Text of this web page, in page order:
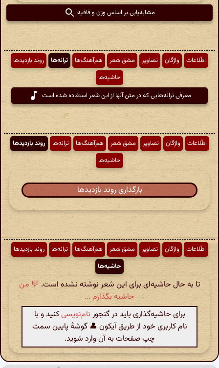
مشابه‌یابی بر اساس وزن و قافیه
اطّلاعات واژگان تصاویر مشق شعر هم‌آهنگ‌ها ترانه‌ها
روند بازدیدها
حاشیه‌ها
معرفی ترانه‌هایی که در متن آنها از این شعر استفاده شده است
اطّلاعات واژگان تصاویر مشق شعر هم‌آهنگ‌ها ترانه‌ها
روند بازدیدها
حاشیه‌ها
بارگذاری روند بازدیدها
اطّلاعات واژگان تصاویر مشق شعر هم‌آهنگ‌ها ترانه‌ها
روند بازدیدها
حاشیه‌ها
تا به حال حاشیه‌ای برای این شعر نوشته نشده است.💬 من
حاشیه بگذارم ...
برای حاشیه‌گذاری باید در گنجور نام‌نویسیکنید و با
نام کاربری خود از طریق آیکون 👤 گوشهٔ پایین سمت
چپ صفحات به آن وارد شوید.